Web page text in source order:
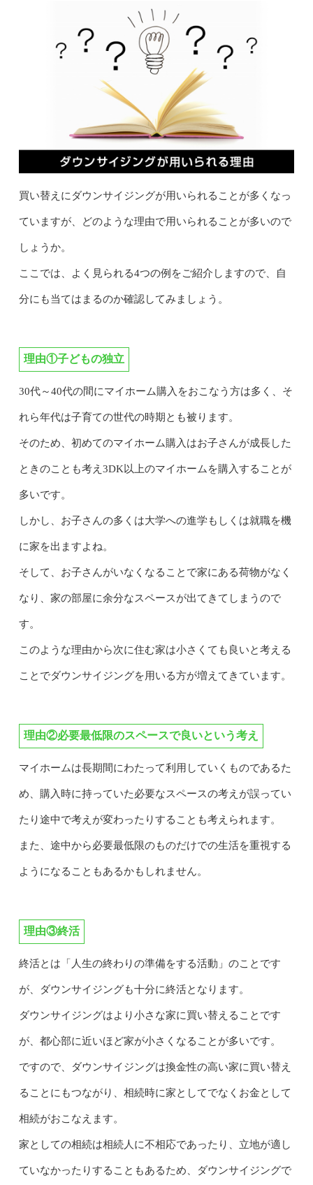
買い替えにダウンサイジングが用いられることが多くなっ
ていますが、どのような理由で用いられることが多いので
しょうか。
ここでは、よく見られる4つの例をご紹介しますので、自
分にも当てはまるのか確認してみましょう。
理由①子どもの独立
30代～40代の間にマイホーム購入をおこなう方は多く、そ
れら年代は子育ての世代の時期とも被ります。
そのため、初めてのマイホーム購入はお子さんが成長した
ときのことも考え3DK以上のマイホームを購入することが
多いです。
しかし、お子さんの多くは大学への進学もしくは就職を機
に家を出ますよね。
そして、お子さんがいなくなることで家にある荷物がなく
なり、家の部屋に余分なスペースが出てきてしまうので
す。
このような理由から次に住む家は小さくても良いと考える
ことでダウンサイジングを用いる方が増えてきています。
理由②必要最低限のスペースで良いという考え
マイホームは長期間にわたって利用していくものであるた
め、購入時に持っていた必要なスペースの考えが誤ってい
たり途中で考えが変わったりすることも考えられます。
また、途中から必要最低限のものだけでの生活を重視する
ようになることもあるかもしれません。
理由③終活
終活とは「人生の終わりの準備をする活動」のことです
が、ダウンサイジングも十分に終活となります。
ダウンサイジングはより小さな家に買い替えることです
が、都心部に近いほど家が小さくなることが多いです。
ですので、ダウンサイジングは換金性の高い家に買い替え
ることにもつながり、相続時に家としてでなくお金として
相続がおこなえます。
家としての相続は相続人に不相応であったり、立地が適し
ていなかったりすることもあるため、ダウンサイジングで